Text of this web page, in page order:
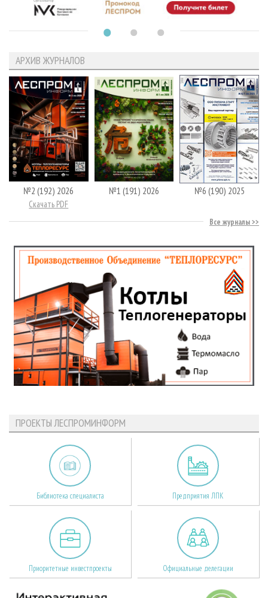
АРХИВ ЖУРНАЛОВ
№2 (192) 2026
Скачать PDF
№1 (191) 2026 №6 (190) 2025
Все журналы
ПРОЕКТЫ ЛЕСПРОМИНФОРМ
Библиотека специалиста Предприятия ЛПК
Приоритетные инвестпроекты Официальные делегации